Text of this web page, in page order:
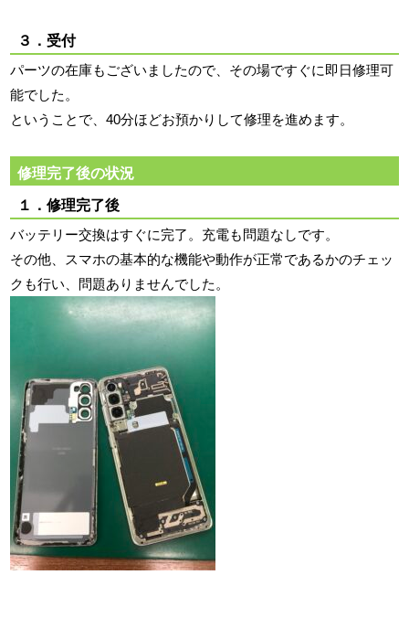
３．受付
パーツの在庫もございましたので、その場ですぐに即日修理可
能でした。
ということで、40分ほどお預かりして修理を進めます。
修理完了後の状況
１．修理完了後
バッテリー交換はすぐに完了。充電も問題なしです。
その他、スマホの基本的な機能や動作が正常であるかのチェッ
クも行い、問題ありませんでした。